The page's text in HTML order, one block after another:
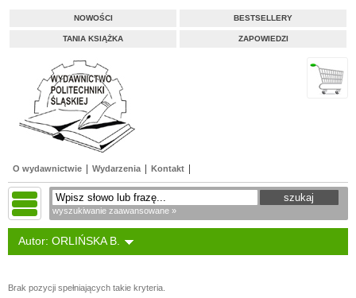
NOWOŚCI BESTSELLERY
TANIA KSIĄŻKA ZAPOWIEDZI
O wydawnictwie Wydarzenia Kontakt
wyszukiwanie zaawansowane »
Autor: ORLIŃSKA B.
Brak pozycji spełniających takie kryteria.